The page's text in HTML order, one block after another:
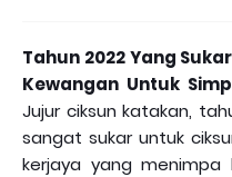
Tahun 2022 Yang
Kewangan Untuk
Jujur ciksun katakan,
sangat sukar untuk
kerjaya yang